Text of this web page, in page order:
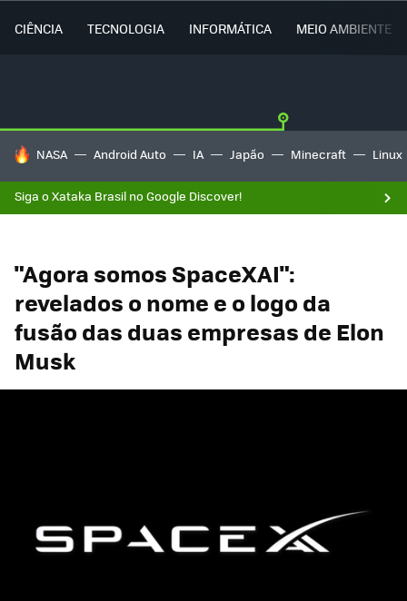
CIÊNCIA TECNOLOGIA INFORMÁTICA MEIO AMBIENTE
TENDÊNCIAS DO DIA
NASA Android Auto IA Japão Minecraft Linux
Siga o Xataka Brasil no Google Discover!
"Agora somos SpaceXAI":
revelados o nome e o logo da
fusão das duas empresas de Elon
Musk